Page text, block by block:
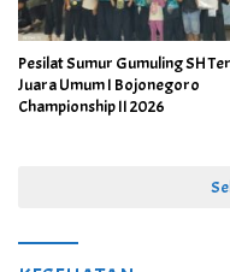
Pesilat Sumur Gumuling SH
Juara Umum I Bojonegoro
Championship II 2026